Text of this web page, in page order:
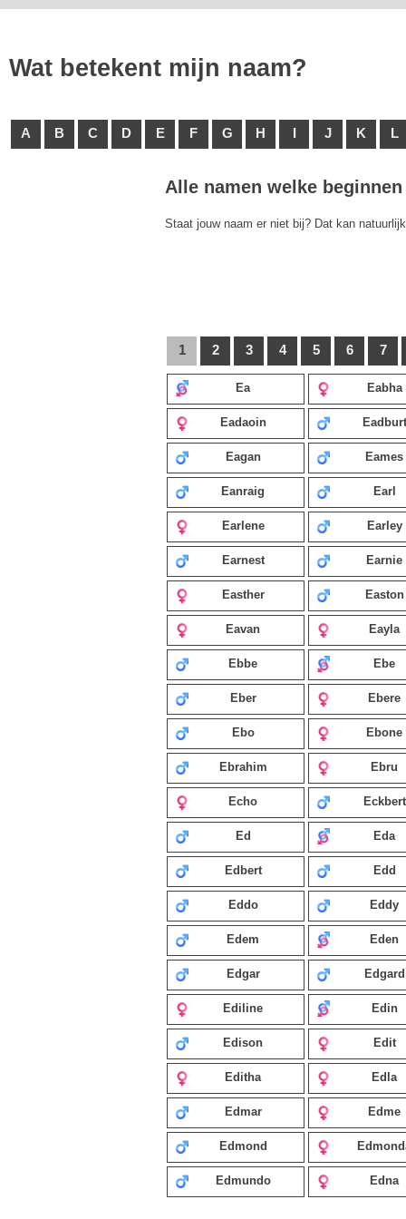
Wat betekent mijn naam?
A B C D E F G H J K L
Alle namen welke
Staat jouw naam er niet bij? Dat kan
1 2 3 4 5 6 7
Ea Eabha
Eadaoin Eadburt
Eagan Eames
Eanraig Earl
Earlene Earley
Earnest Earnie
Easther Easton
Eavan Eayla
Ebbe Ebe
Eber Ebere
Ebo Ebone
Ebrahim Ebru
Echo Eckbert
Ed Eda
Edbert Edd
Eddo Eddy
Edem Eden
Edgar Edgard
Ediline Edin
Edison Edit
Editha Edla
Edmar Edme
Edmond
Edmundo Edna